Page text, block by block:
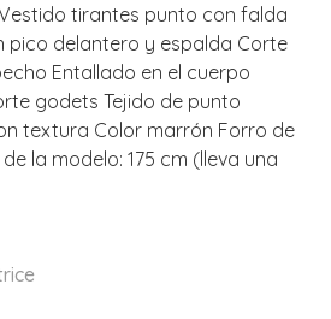
Vestido tirantes punto con falda
pico delantero y espalda Corte
Entallado en el cuerpo
godets Tejido de punto
textura Color marrón Forro de
la modelo: 175 cm (lleva una